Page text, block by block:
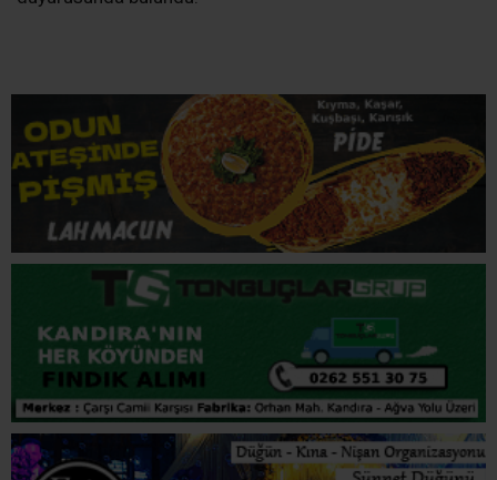
tarafından serbest bırakıldı. Aile kızlarının henüz 16
yaşında olduğunu ve Mecit B.nin zorla alıkoymak
suçundan gözaltına alınmasını istedi. İddiaya göre
savcının serbest bıraktığı Mecit B., tekrar E. ile birlikte
kayıplara karıştı. Kaçar ailesi olan bitene anlam
veremediklerini belirtirken, Mecit B. hakkında tekrar suç
duyurusunda bulundu.